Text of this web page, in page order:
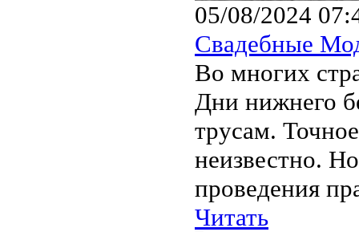
05/08/2024
Свадебные
Во многих
Дни нижнего
трусам.
неизвестно.
проведения
Читать